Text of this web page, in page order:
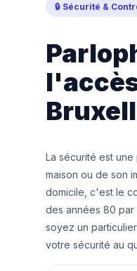
🔒 Sécurité &
La sécurité est
maison ou de son
domicile, c'est le
des années 80 par
soyez un
votre sécurité au